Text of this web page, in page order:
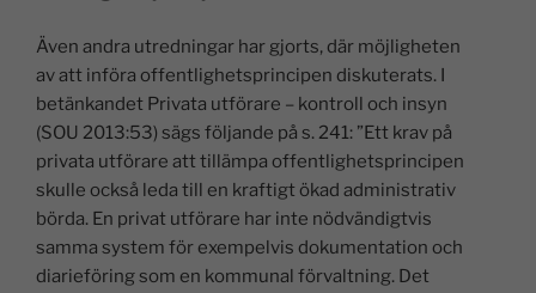
Även andra utredningar har gjorts, där möjligheten
av att införa offentlighetsprincipen diskuterats. I
betänkandet Privata utförare – kontroll och insyn
(SOU 2013:53) sägs följande på s. 241: ”Ett krav på
privata utförare att tillämpa offentlighetsprincipen
skulle också leda till en kraftigt ökad administrativ
börda. En privat utförare har inte nödvändigtvis
samma system för exempelvis dokumentation och
diarieföring som en kommunal förvaltning. Det